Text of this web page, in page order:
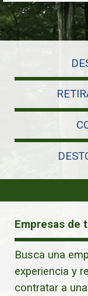
Empresas de
Busca una
experiencia y
contratar a